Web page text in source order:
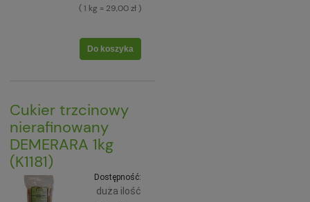
( 1 kg = 29,00 zł )
Do koszyka
Cukier trzcinowy
nierafinowany
DEMERARA 1kg
(K1181)
Dostępność:
duża ilość